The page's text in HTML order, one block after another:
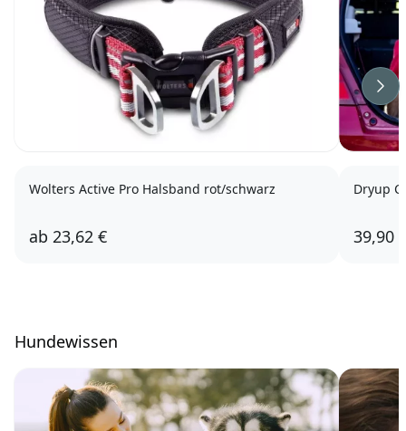
Wolters Active Pro Halsband rot/schwarz
ab 23,62 €
Dryup
39,90
Hundewissen